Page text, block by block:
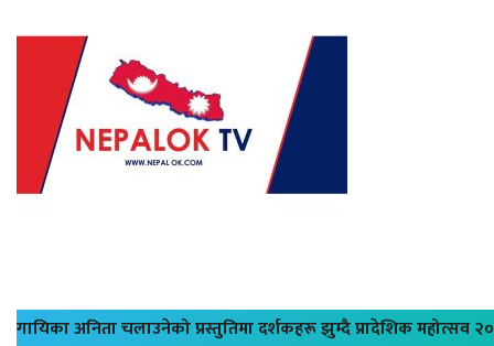
गायिका अनिता चलाउनेको प्रस्तुतिमा दर्शकहरू झुम्दै प्रादेशिक महोत्सव